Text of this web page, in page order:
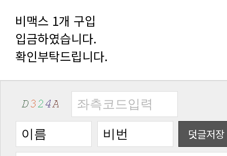
비맥스 1개 구입
입금하였습니다.
확인부탁드립니다.
덧글저장